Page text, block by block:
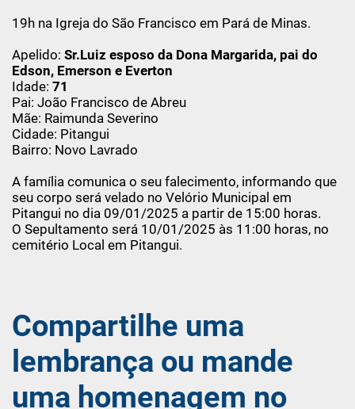
19h na Igreja do São Francisco em Pará de Minas.
Apelido: Sr.Luiz esposo da Dona Margarida, pai do
Edson, Emerson e Everton
Idade: 71
Pai: João Francisco de Abreu
Mãe: Raimunda Severino
Cidade: Pitangui
Bairro: Novo Lavrado
A família comunica o seu falecimento, informando que
seu corpo será velado no Velório Municipal em
Pitangui no dia 09/01/2025 a partir de 15:00 horas.
O Sepultamento será 10/01/2025 às 11:00 horas, no
cemitério Local em Pitangui.
Compartilhe uma
lembrança ou mande
uma homenagem no